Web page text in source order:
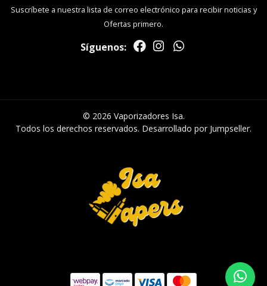
Suscríbete a nuestra lista de correo electrónico para recibir noticias y
Ofertas primero.
Síguenos:
© 2026 Vaporizadores Isa.
Todos los derechos reservados. Desarrollado por Jumpseller.